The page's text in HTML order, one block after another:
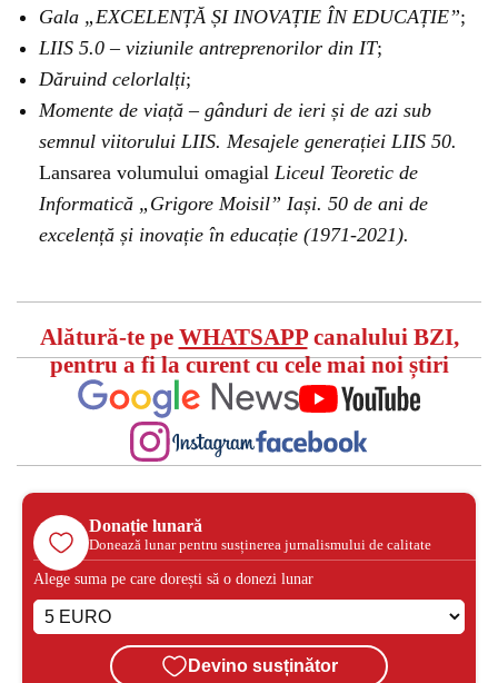
Gala „EXCELENȚĂ ȘI INOVAȚIE ÎN EDUCAȚIE”;
LIIS 5.0 – viziunile antreprenorilor din IT;
Dăruind celorlalți;
Momente de viață – gânduri de ieri și de azi sub
semnul viitorului LIIS. Mesajele generației LIIS 50.
Lansarea volumului omagial Liceul Teoretic de
Informatică „Grigore Moisil” Iași. 50 de ani de
excelență și inovație în educație (1971-2021).
Alătură-te pe WHATSAPPcanalului BZI,
pentru a fi la curent cu cele mai noi știri
Donație lunară
Donează lunar pentru susținerea jurnalismului de calitate
Alege suma pe care dorești să o donezi lunar
Devino susținător